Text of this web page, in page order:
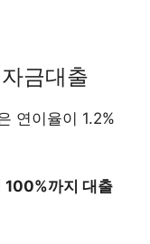
금대출
연이율이 1.2%
100%까지 대출